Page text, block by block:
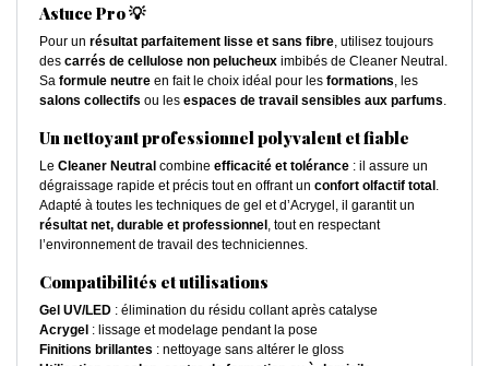
Astuce Pro 💡
Pour un résultat parfaitement lisse et sans fibre, utilisez toujours
des carrés de cellulose non pelucheux imbibés de Cleaner Neutral.
Sa formule neutre en fait le choix idéal pour les formations, les
salons collectifs ou les espaces de travail sensibles aux parfums.
Un nettoyant professionnel polyvalent et fiable
Le Cleaner Neutral combine efficacité et tolérance : il assure un
dégraissage rapide et précis tout en offrant un confort olfactif total.
Adapté à toutes les techniques de gel et d’Acrygel, il garantit un
résultat net, durable et professionnel, tout en respectant
l’environnement de travail des techniciennes.
Compatibilités et utilisations
Gel UV/LED : élimination du résidu collant après catalyse
Acrygel : lissage et modelage pendant la pose
Finitions brillantes : nettoyage sans altérer le gloss